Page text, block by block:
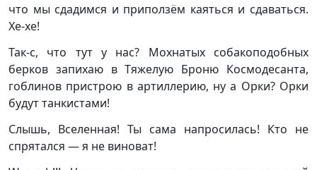
что мы сдадимся и приползём каяться и сдаваться.
Хе-хе!
Так-с, что тут у нас? Мохнатых собакоподобных
берков запихаю в Тяжелую Броню Космодесанта,
гоблинов пристрою в артиллерию, ну а Орки? Орки
будут танкистами!
Слышь, Вселенная! Ты сама напросилась! Кто не
спрятался — я не виноват!